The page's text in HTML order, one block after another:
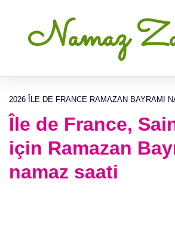
Namaz
2026 ÎLE DE FRANCE RAMAZAN BAYRAMI
Île de France,
için Ramazan
namaz saati